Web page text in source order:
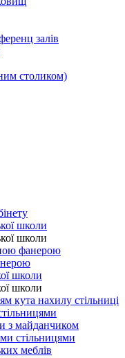
залів
столиком)
школи
школи
фанерою
школи
школи
кута нахилу стільниці
з майданчиком
стільницями
меблів